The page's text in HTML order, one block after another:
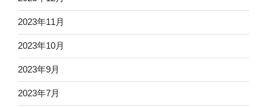
2023年11月
2023年10月
2023年9月
2023年7月